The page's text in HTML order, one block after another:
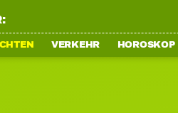
VERKEHR HOROSKOP